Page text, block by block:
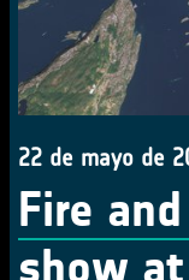
22 de mayo de
Fire
show at